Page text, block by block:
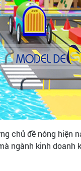
chủ đề nóng hiện
ngành kinh doanh